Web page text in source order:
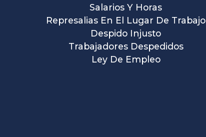
Salarios Y Horas
Represalias En El Lugar De Trabajo
Despido Injusto
Trabajadores Despedidos
Ley De Empleo